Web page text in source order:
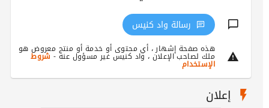
رسالة واد كنيس
هذه صفحة إشهار ، أي محتوى أو خدمة أو منتج معروض هو
ملك لصاحب الإعلان ، واد كنيس غير مسؤول عنه - شروط
الإستخدام
إعلان